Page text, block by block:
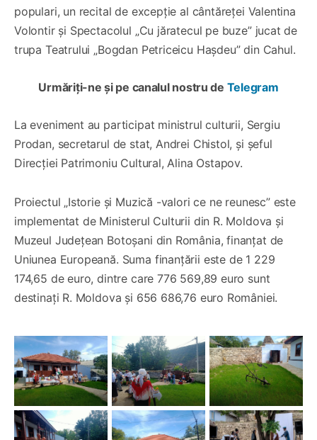
populari, un recital de excepție al cântăreței Valentina
Volontir și Spectacolul „Cu jăratecul pe buze” jucat de
trupa Teatrului „Bogdan Petriceicu Hașdeu” din Cahul.
Urmăriți-ne și pe canalul nostru de Telegram
La eveniment au participat ministrul culturii, Sergiu
Prodan, secretarul de stat, Andrei Chistol, și șeful
Direcției Patrimoniu Cultural, Alina Ostapov.
Proiectul „Istorie și Muzică -valori ce ne reunesc” este
implementat de Ministerul Culturii din R. Moldova și
Muzeul Județean Botoșani din România, finanțat de
Uniunea Europeană. Suma finanțării este de 1 229
174,65 de euro, dintre care 776 569,89 euro sunt
destinați R. Moldova și 656 686,76 euro României.